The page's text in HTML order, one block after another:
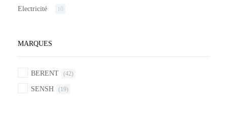
Electricité 10
MARQUES
BERENT (42)
SENSH (19)